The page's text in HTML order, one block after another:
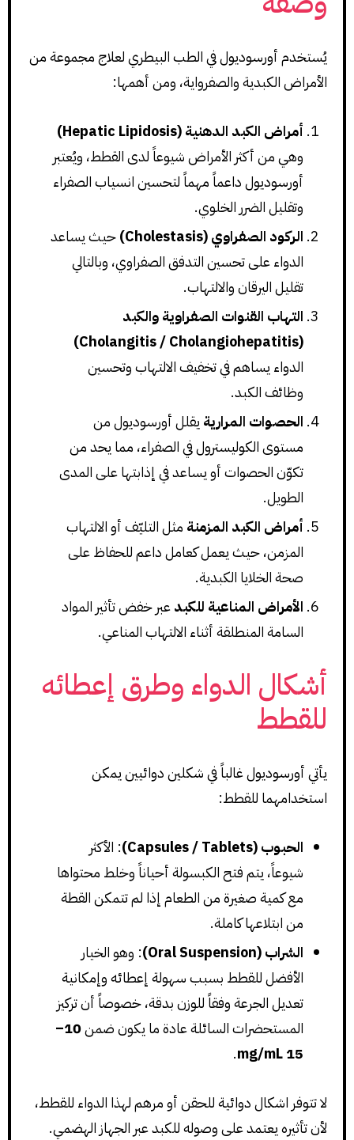
يُستخدم أورسوديول في الطب البيطري لعلاج مجموعة من
الأمراض الكبدية والصفرواية، ومن أهمها:
أمراض الكبد الدهنية (Hepatic Lipidosis)
وهي من أكثر الأمراض شيوعاً لدى القطط، ويُعتبر
أورسوديول داعماً مهماً لتحسين انسياب الصفراء
وتقليل الضرر الخلوي.
الركود الصفراوي (Cholestasis)
حيث يساعد
الدواء على تحسين التدفق الصفراوي، وبالتالي
تقليل اليرقان والالتهاب.
التهاب القنوات الصفراوية والكبد
(Cholangitis / Cholangiohepatitis)
الدواء يساهم في تخفيف الالتهاب وتحسين
وظائف الكبد.
الحصوات المرارية يقلل أورسوديول من
مستوى الكوليسترول في الصفراء، مما يحد من
تكوّن الحصوات أو يساعد في إذابتها على المدى
الطويل.
أمراض الكبد المزمنة مثل التليّف أو الالتهاب
المزمن، حيث يعمل كعامل داعم للحفاظ على
صحة الخلايا الكبدية.
الأمراض المناعية للكبدعبر خفض تأثير المواد
السامة المنطلقة أثناء الالتهاب المناعي.
أشكال الدواء وطرق إعطائه
للقطط
يأتي أورسوديول غالباً في شكلين دوائيين يمكن
استخدامهما للقطط:
الحبوب (Capsules / Tablets)
: الأكثر
شيوعاً، يتم فتح الكبسولة أحياناً وخلط محتواها
مع كمية صغيرة من الطعام إذا لم تتمكن القطة
من ابتلاعها كاملة.
الشراب (Oral Suspension)
: وهو الخيار
الأفضل للقطط بسبب سهولة إعطائه وإمكانية
تعديل الجرعة وفقاً للوزن بدقة، خصوصاً أن تركيز
المستحضرات السائلة عادة ما يكون ضمن
10–
15 mg/mL
.
لا تتوفر اشكال دوائية للحقن أو مرهم لهذا الدواء للقطط،
لأن تأثيره يعتمد على وصوله للكبد عبر الجهاز الهضمي.